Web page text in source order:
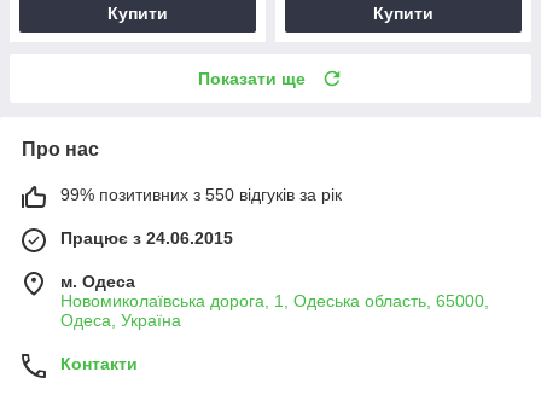
Купити Купити
Показати ще
Про нас
99% позитивних з 550 відгуків за рік
Працює з 24.06.2015
м. Одеса
Новомиколаївська дорога, 1, Одеська область, 65000,
Одеса, Україна
Контакти